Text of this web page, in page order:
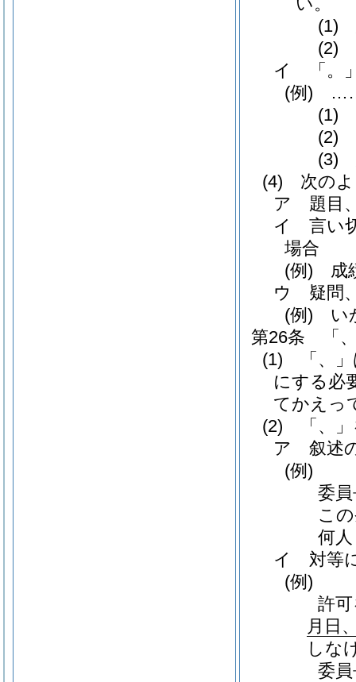
(1)
(2)
イ
「
(例)
(1)
(2)
(3)
(4)
次の
ア
題目
イ
言い
場合
(例) 成
ウ
疑問
(例) い
第26条
「
(1)
「、
にする必
てかえっ
(2)
「、
ア
叙述
(例)
委
こ
何
イ
対等
(例)
許
月日
しな
委